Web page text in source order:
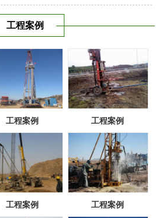
工程案例
工程案例 工程案例
工程案例 工程案例